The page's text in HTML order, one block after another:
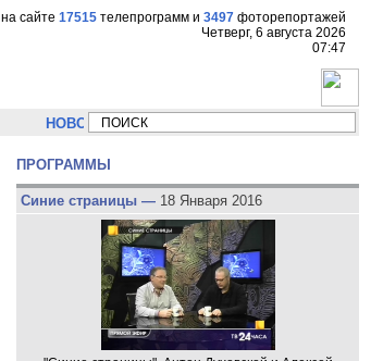
на сайте 17515 телепрограмм и 3497 фоторепортажей
Четверг, 6 августа 2026
07:47
НОВОСТИ: Сергей Цыпляев "Мир как никогда близко
ПРОГРАММЫ
Синие страницы — 18 Января 2016